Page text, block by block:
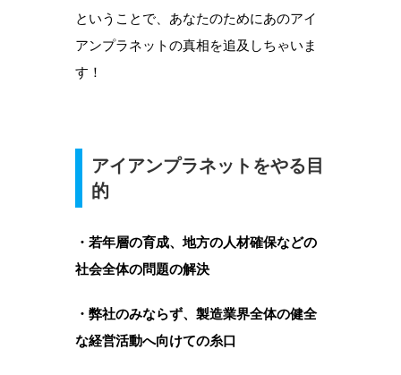
ということで、あなたのためにあのアイ
アンプラネットの真相を追及しちゃいま
す！
アイアンプラネットをやる目
的
・若年層の育成、地方の人材確保などの
社会全体の問題の解決
・弊社のみならず、製造業界全体の健全
な経営活動へ向けての糸口